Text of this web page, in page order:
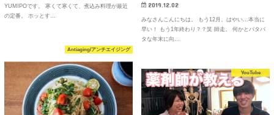
YUMIPOです。 寒くて寒くて、煮込み料理が最近
の定番。 ホッとす…
2019.12.02
みなさんこんにちは。 もう12月。はやい…本当に
早い！ もう1年終わり？？笑 師走。 何かとバタバ
タな年末に向…
Antiaging/アンチエイジング
YouTube